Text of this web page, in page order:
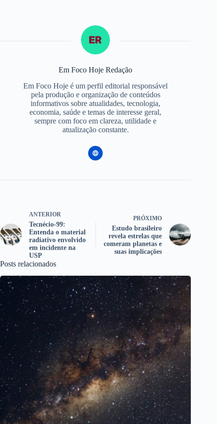
Em Foco Hoje Redação
Em Foco Hoje é um perfil editorial responsável
pela produção e organização de conteúdos
informativos sobre atualidades, tecnologia,
economia, saúde e temas de interesse geral,
sempre com foco em clareza, utilidade e
atualização constante.
ANTERIOR
Tecnécio-99:
Entenda o material
radiativo envolvido
em incidente na
USP
PRÓXIMO
Estudo brasileiro
revela estrelas que
comeram planetas e
suas implicações
Posts relacionados